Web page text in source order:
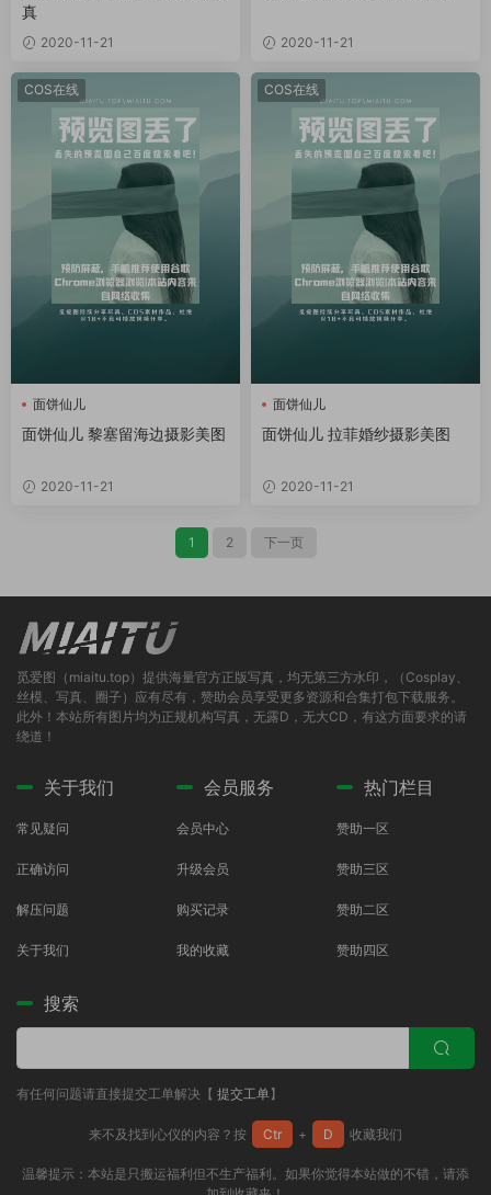
真
2020-11-21 2020-11-21
COS在线
面饼仙儿
面饼仙儿 黎塞留海边摄影美图
2020-11-21
COS在线
面饼仙儿
面饼仙儿 拉菲婚纱摄影美图
2020-11-21
1 2 下一页
觅爱图（miaitu.top）提供海量官方正版写真，均无第三方水印，（Cosplay、
丝模、写真、圈子）应有尽有，赞助会员享受更多资源和合集打包下载服务。
此外！本站所有图片均为正规机构写真，无露D，无大CD，有这方面要求的请
绕道！
关于我们
常见疑问
正确访问
解压问题
关于我们
会员服务
会员中心
升级会员
购买记录
我的收藏
热门栏目
赞助一区
赞助三区
赞助二区
赞助四区
搜索
有任何问题请直接提交工单解决【 提交工单】
来不及找到心仪的内容？按 Ctr + D 收藏我们
温馨提示：本站是只搬运福利但不生产福利。如果你觉得本站做的不错，请添